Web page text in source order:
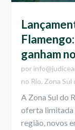
ganham
por
no Rio, Zona Sul
A Zona Sul do
oferta limitada
região, novos